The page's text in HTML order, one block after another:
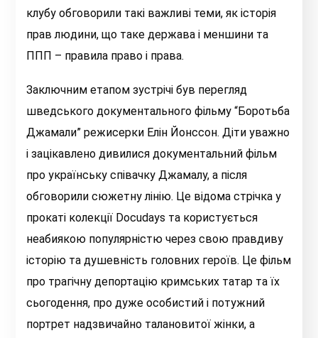
клубу обговорили такі важливі теми, як історія
прав людини, що таке держава і меншини та
ППП – правила право і права.
Заключним етапом зустрічі був перегляд
шведського документального фільму “Боротьба
Джамали” режисерки Елін Йонссон. Діти уважно
і зацікавлено дивилися документальний фільм
про українську співачку Джамалу, а після
обговорили сюжетну лінію. Це відома стрічка у
прокаті колекції Docudays та користується
неабиякою популярністю через свою правдиву
історію та душевність головних героїв. Це фільм
про трагічну депортацію кримських татар та їх
сьогодення, про дуже особистий і потужний
портрет надзвичайно талановитої жінки, а